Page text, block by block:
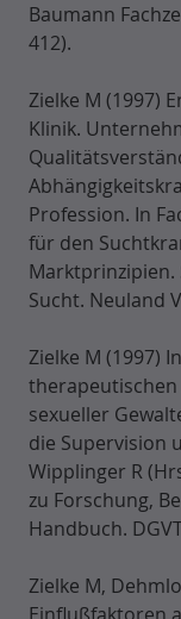
Baumann
412).
Zielke M (1997)
Klinik.
Profession. In
für den
Marktprinzipien.
Sucht. Neuland
Zielke M (1997)
sexueller
die Supervision
Wipplinger R
zu Forschung,
Handbuch.
Zielke M,